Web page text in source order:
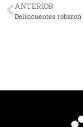
ANTERIOR